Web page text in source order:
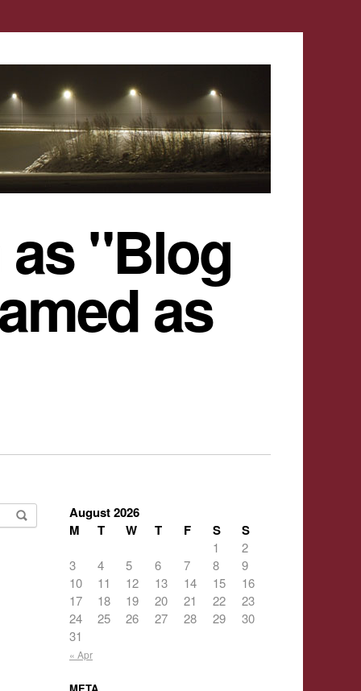
"Blog
as
August 2026
M
T W T F S S
« Apr
1
2
3
4 5 6 7 8
9
10
11 12 13 14 15
16
17
18 19 20 21 22
23
24
25 26 27 28 29
30
31